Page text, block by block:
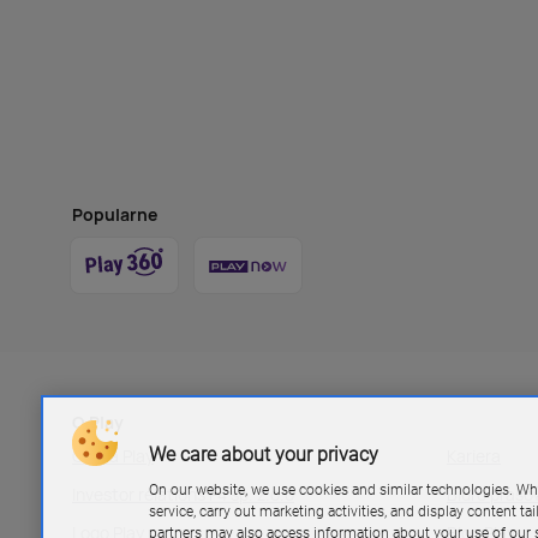
Popularne
O Play
Grupa Play
Investor relations P4 sp. z.o.o
Biuro
Blog Play
We care about your privacy
On our website, we use cookies and similar technologies.
service, carry out marketing activities, and display content
partners may also access information about your use of